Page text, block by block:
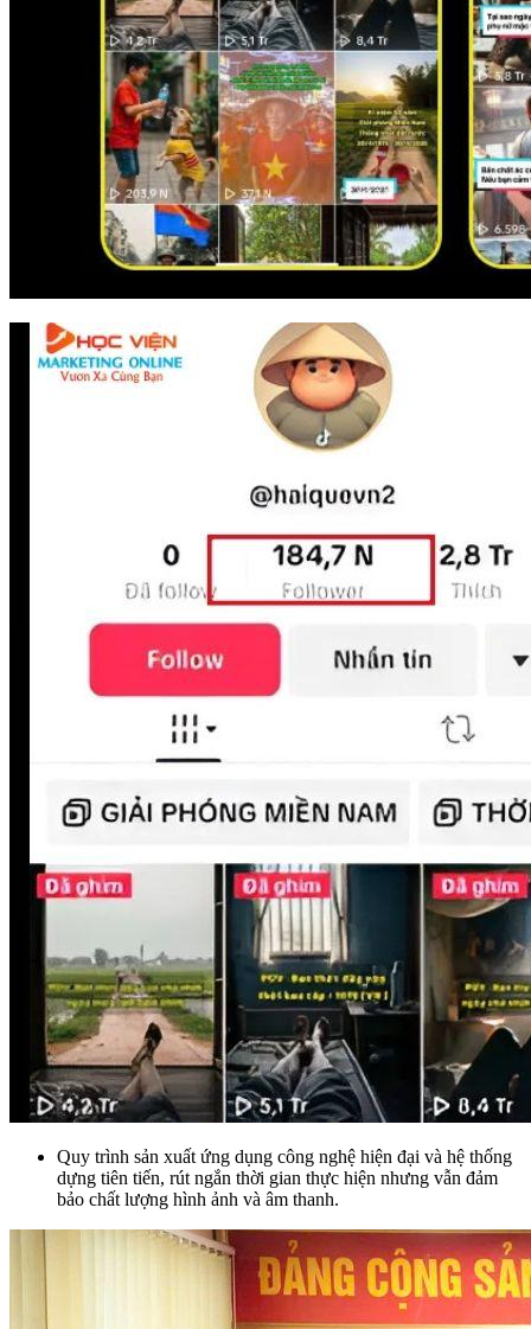
Quy trình sản xuất ứng dụng công nghệ hiện đại và hệ thống
dựng tiên tiến, rút ngắn thời gian thực hiện nhưng vẫn đảm
bảo chất lượng hình ảnh và âm thanh.